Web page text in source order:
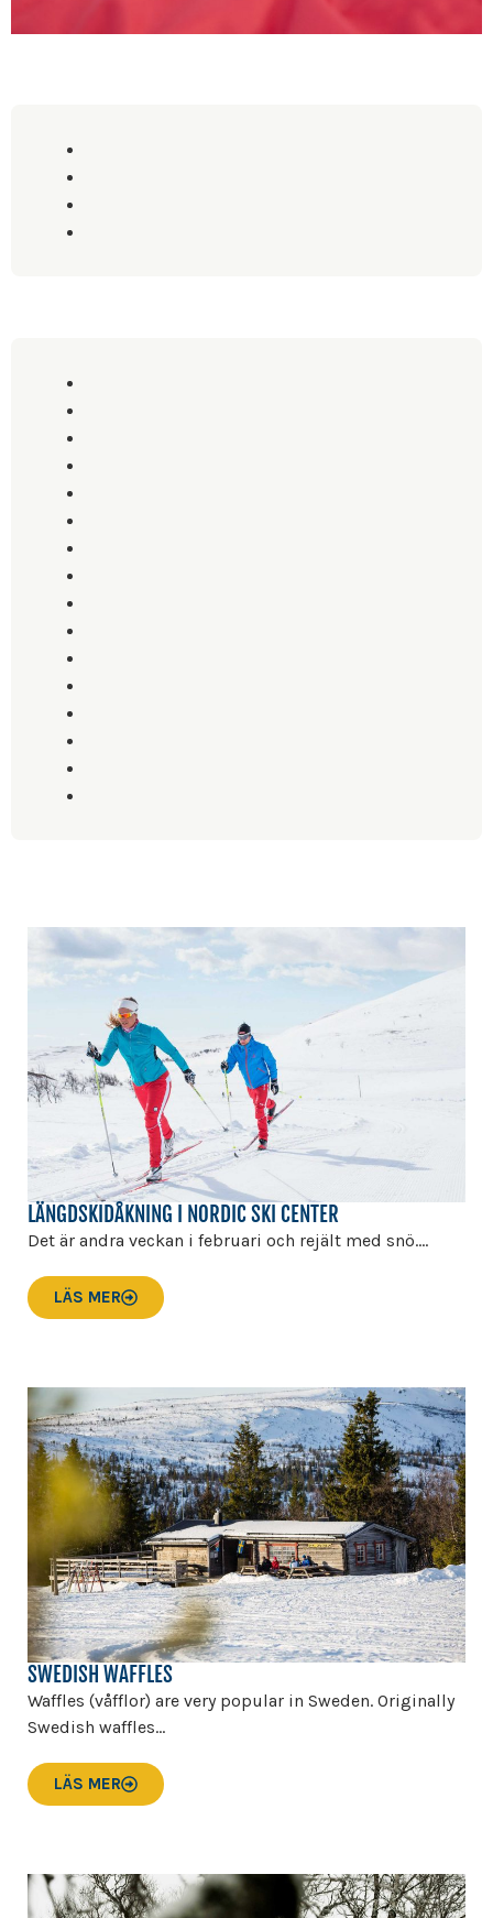
LÄNGDSKIDÅKNING I NORDIC SKI CENTER
Det är andra veckan i februari och rejält med snö....
LÄS MER
SWEDISH WAFFLES
Waffles (våfflor) are very popular in Sweden. Originally
Swedish waffles...
LÄS MER